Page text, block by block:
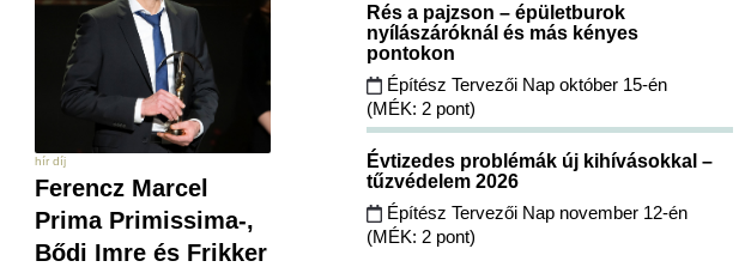
hír díj
Ferencz Marcel
Prima Primissima-,
Bődi Imre és Frikker
Rés a pajzson – épületburok
nyílászáróknál és más kényes
pontokon
Építész Tervezői Nap október 15-én
(MÉK: 2 pont)
Évtizedes problémák új kihívásokkal –
tűzvédelem 2026
Építész Tervezői Nap november 12-én
(MÉK: 2 pont)